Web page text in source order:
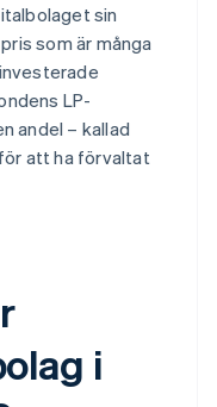
sin
som är många
LP-
andel – kallad
att ha förvaltat
i